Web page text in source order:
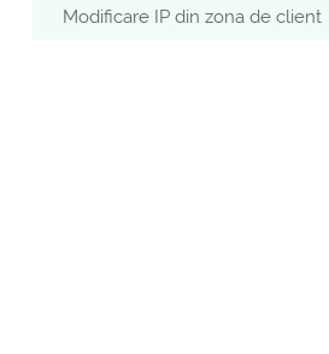
Modificare IP din zona de client